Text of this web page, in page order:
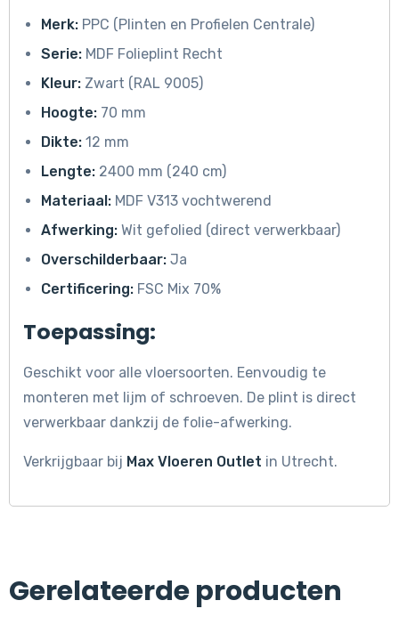
Merk: PPC (Plinten en Profielen Centrale)
Serie: MDF Folieplint Recht
Kleur: Zwart (RAL 9005)
Hoogte: 70 mm
Dikte: 12 mm
Lengte: 2400 mm (240 cm)
Materiaal: MDF V313 vochtwerend
Afwerking: Wit gefolied (direct verwerkbaar)
Overschilderbaar: Ja
Certificering: FSC Mix 70%
Toepassing:
Geschikt voor alle vloersoorten. Eenvoudig te
monteren met lijm of schroeven. De plint is direct
verwerkbaar dankzij de folie-afwerking.
Verkrijgbaar bij Max Vloeren Outlet in Utrecht.
Gerelateerde producten